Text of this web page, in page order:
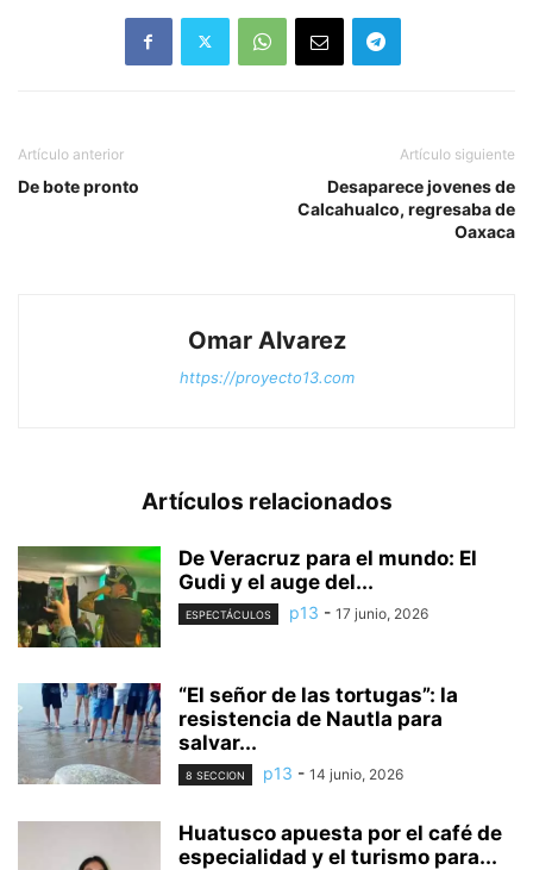
Artículo anterior
De bote pronto
Artículo siguiente
Desaparece jovenes de
Calcahualco, regresaba de
Oaxaca
Omar Alvarez
https://proyecto13.com
Artículos relacionados
De Veracruz para el mundo: El
Gudi y el auge del...
ESPECTÁCULOS p13 - 17 junio, 2026
“El señor de las tortugas”: la
resistencia de Nautla para
salvar...
8 SECCION p13 - 14 junio, 2026
Huatusco apuesta por el café de
especialidad y el turismo para...